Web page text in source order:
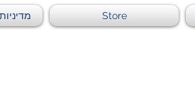
Store